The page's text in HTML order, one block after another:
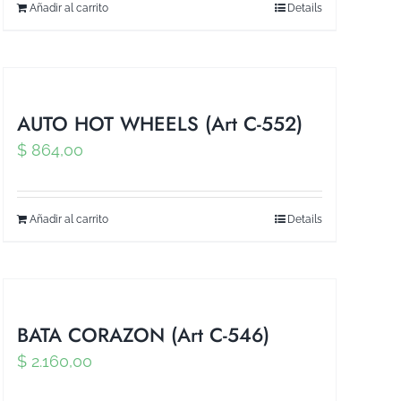
Añadir al carrito Details
AUTO HOT WHEELS (Art C-552)
$864,00
Añadir al carrito Details
BATA CORAZON (Art C-546)
$2.160,00